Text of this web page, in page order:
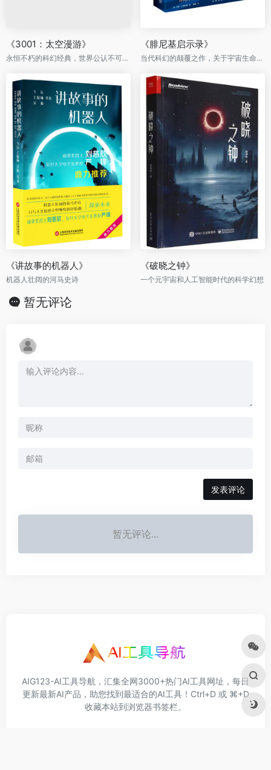
《3001：太空漫游》
永恒不朽的科幻经典，世界公认不可不读的科幻神作。
《腓尼基启示录》
当代科幻的颠覆之作，关于宇宙生命的恢弘想象和史诗性篇章！
《讲故事的机器人》
机器人壮阔的河马史诗
《破晓之钟》
一个元宇宙和人工智能时代的科学幻想
暂无评论
发表评论
暂无评论...
AIG123-AI工具导航，汇集全网3000+热门AI工具网址，每日
更新最新AI产品，助您找到最适合的AI工具！Ctrl+D 或 ⌘+D
收藏本站到浏览器书签栏。